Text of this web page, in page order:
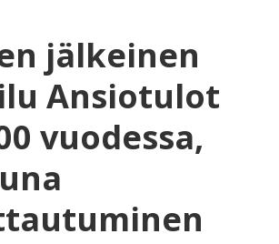
jälkeinen
Ansiotulot
vuodessa,